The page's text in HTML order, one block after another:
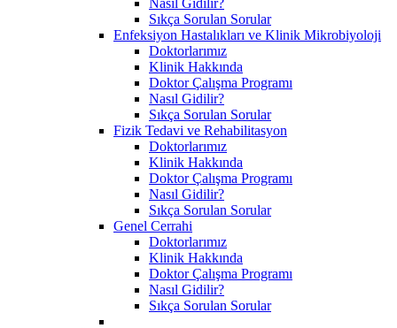
Sıkça Sorulan Sorular
Enfeksiyon Hastalıkları ve Klinik Mikrobiyoloji
Doktorlarımız
Klinik Hakkında
Doktor Çalışma Programı
Nasıl Gidilir?
Sıkça Sorulan Sorular
Fizik Tedavi ve Rehabilitasyon
Doktorlarımız
Klinik Hakkında
Doktor Çalışma Programı
Nasıl Gidilir?
Sıkça Sorulan Sorular
Genel Cerrahi
Doktorlarımız
Klinik Hakkında
Doktor Çalışma Programı
Nasıl Gidilir?
Sıkça Sorulan Sorular